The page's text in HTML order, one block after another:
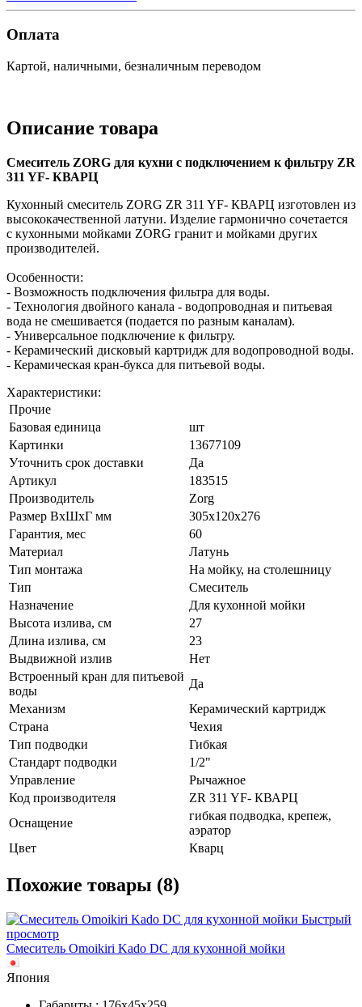
Оплата
Картой, наличными, безналичным переводом
Описание товара
Смеситель ZORG для кухни с подключением к фильтру ZR
311 YF- КВАРЦ
Кухонный смеситель ZORG ZR 311 YF- КВАРЦ изготовлен из
высококачественной латуни. Изделие гармонично сочетается
с кухонными мойками ZORG гранит и мойками других
производителей.
Особенности:
- Возможность подключения фильтра для воды.
- Технология двойного канала - водопроводная и питьевая
вода не смешивается (подается по разным каналам).
- Универсальное подключение к фильтру.
- Керамический дисковый картридж для водопроводной воды.
- Керамическая кран-букса для питьевой воды.
Характеристики:
Прочие
Базовая единица
шт
Картинки
13677109
Уточнить срок доставки
Да
Артикул
183515
Производитель
Zorg
Размер ВхШхГ мм
305х120х276
Гарантия, мес
60
Материал
Латунь
Тип монтажа
На мойку, на столешницу
Тип
Смеситель
Назначение
Для кухонной мойки
Высота излива, см
27
Длина излива, см
23
Выдвижной излив
Нет
Встроенный кран для питьевой
воды
Да
Механизм
Керамический картридж
Страна
Чехия
Тип подводки
Гибкая
Стандарт подводки
1/2"
Управление
Рычажное
Код производителя
ZR 311 YF- КВАРЦ
Оснащение
гибкая подводка, крепеж,
аэратор
Цвет
Кварц
Похожие товары (8)
Быстрый
просмотр
Смеситель Omoikiri Kado DC для кухонной мойки
Япония